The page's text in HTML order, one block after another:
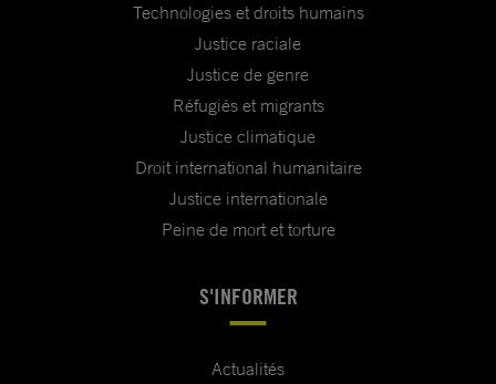
Technologies et droits humains
Justice raciale
Justice de genre
Réfugiés et migrants
Justice climatique
Droit international humanitaire
Justice internationale
Peine de mort et torture
S'INFORMER
Actualités